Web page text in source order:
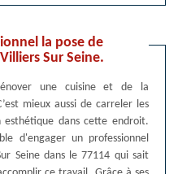
la pose de
Sur Seine.
une cuisine et de la
mieux aussi de carreler les
dans cette endroit.
d'engager un professionnel
Seine dans le 77114 qui sait